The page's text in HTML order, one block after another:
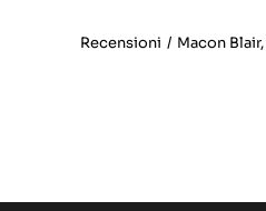
Recensioni / Macon Blair,